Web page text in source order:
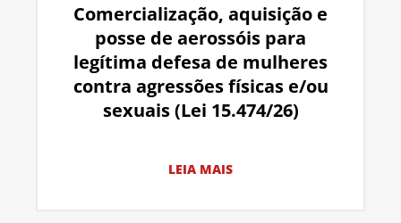
Comercialização, aquisição e
posse de aerossóis para
legítima defesa de mulheres
contra agressões físicas e/ou
sexuais (Lei 15.474/26)
LEIA MAIS